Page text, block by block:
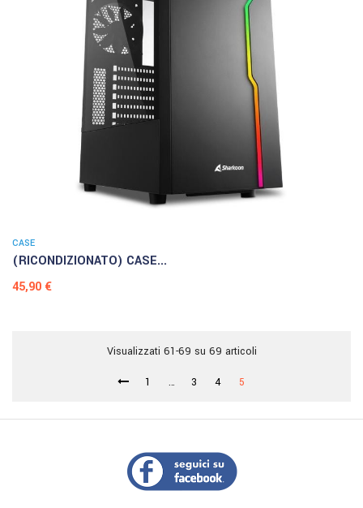
CASE
(RICONDIZIONATO) CASE...
Prezzo
45,90 €
Visualizzati 61-69 su 69 articoli
1 … 3 4 5